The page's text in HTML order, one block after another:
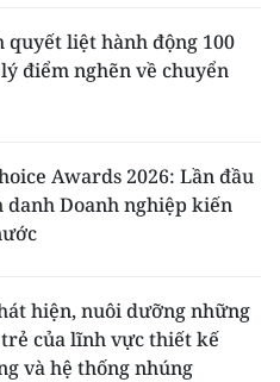
quyết liệt hành động 100
điểm nghẽn về chuyển
Awards 2026: Lần đầu
Doanh nghiệp kiến
hiện, nuôi dưỡng những
của lĩnh vực thiết kế
và hệ thống nhúng